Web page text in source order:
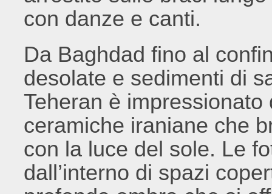
con danze e canti.
Da Baghdad fino al
desolate e sedimenti di
Teheran è
ceramiche iraniane che
con la luce del sole. Le
dall’interno di spazi